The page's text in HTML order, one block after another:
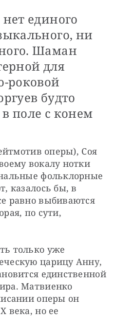
единого
ни
Шаман
для
роковой
будто
поле с конем
оперы), Соя
вокалу нотки
фольклорные
казалось бы, в
равно выбиваются
по сути,
только уже
царицу Анну,
единственной
Матвиенко
оперы он
века, но ее